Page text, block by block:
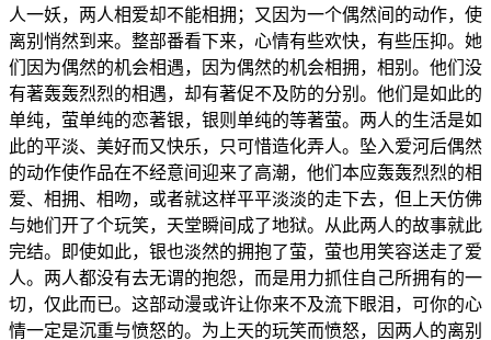
人一妖，两人相爱却不能相拥；又因为一个偶然间的动作，使
离别悄然到来。整部番看下来，心情有些欢快，有些压抑。她
们因为偶然的机会相遇，因为偶然的机会相拥，相别。他们没
有著轰轰烈烈的相遇，却有著促不及防的分别。他们是如此的
单纯，萤单纯的恋著银，银则单纯的等著萤。两人的生活是如
此的平淡、美好而又快乐，只可惜造化弄人。坠入爱河后偶然
的动作使作品在不经意间迎来了高潮，他们本应轰轰烈烈的相
爱、相拥、相吻，或者就这样平平淡淡的走下去，但上天仿佛
与她们开了个玩笑，天堂瞬间成了地狱。从此两人的故事就此
完结。即使如此，银也淡然的拥抱了萤，萤也用笑容送走了爱
人。两人都没有去无谓的抱怨，而是用力抓住自己所拥有的一
切，仅此而已。这部动漫或许让你来不及流下眼泪，可你的心
情一定是沉重与愤怒的。为上天的玩笑而愤怒，因两人的离别